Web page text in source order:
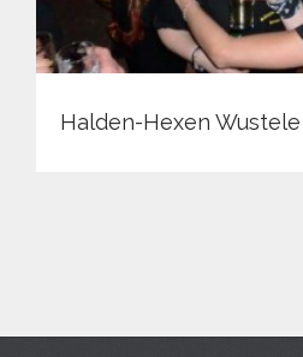
Halden-Hexen Wustele